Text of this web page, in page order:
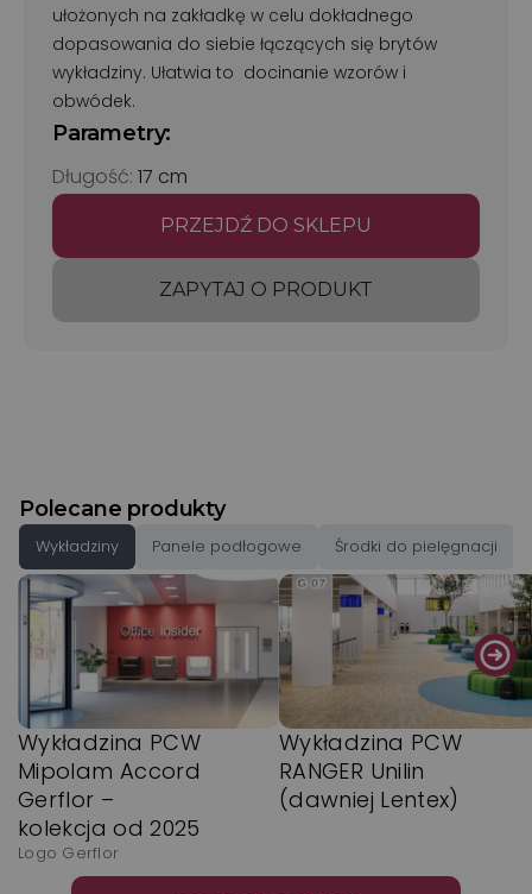
ułożonych na zakładkę w celu dokładnego
dopasowania do siebie łączących się brytów
wykładziny. Ułatwia to docinanie wzorów i
obwódek.
Parametry:
Długość: 17 cm
PRZEJDŹ DO SKLEPU
ZAPYTAJ O PRODUKT
Polecane produkty
Wykładziny Panele podłogowe Środki do pielęgnacji
Wykładzina PCW
Mipolam Accord
Gerflor –
kolekcja od 2025
Logo Gerflor
Wykładzina PCW
RANGER Unilin
(dawniej Lentex)